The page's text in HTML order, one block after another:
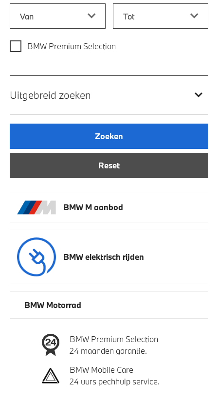
BMW Premium Selection
Uitgebreid zoeken
Reset
Zoeken
BMW M aanbod
BMW elektrisch rijden
BMW Motorrad
BMW Premium Selection
24 maanden garantie.
BMW Mobile Care
24 uurs pechhulp service.